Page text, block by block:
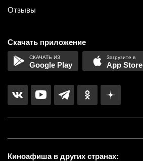
Отзывы
Скачать приложение
Google Play App Store
Киноафиша в других странах: